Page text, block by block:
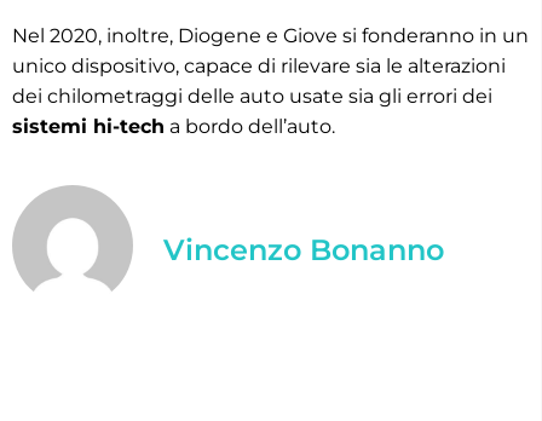
Nel 2020, inoltre, Diogene e Giove si fonderanno in un
unico dispositivo, capace di rilevare sia le alterazioni
dei chilometraggi delle auto usate sia gli errori dei
sistemi hi-tech a bordo dell’auto.
Vincenzo Bonanno